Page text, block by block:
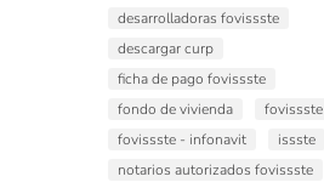
desarrolladoras fovissste
descargar curp
ficha de pago fovissste
fondo de vivienda
fovissste
fovissste - infonavit
issste
notarios autorizados fovissste